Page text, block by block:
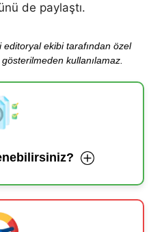
de paylaştı.
ekibi tarafından özel
kullanılamaz.